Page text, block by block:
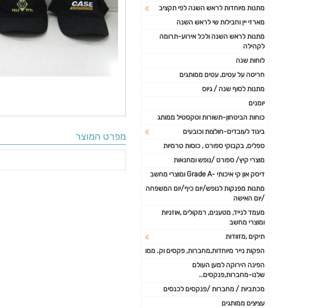
מפרט המוצר
מתנות מיוחדות לראש השנה לפי תקציב
מארזי יין וחבילות שי לראש השנה
מתנות לראש השנה ולכל אירוע-תרומה
לקהילה
לוחות שנה
חריטה על עטים, עטים ממותגים
מתנות לסוף שנה / גיוס
יומנים
כוחות הביטחון-תשורות וטקסטיל ממותג
ביגוד לעובדים-חולצות וכובעים
ספלים, בקבוקי ספורט , כוסות טרמיות
מוצרי קיץ/ ספורט /נופש ומחנאות
דיסק און קי איכותי -Grade A ומוצרי מחשב
מתנות מפנקות לנופש/יום כיף/יום המשפחה
/יום האישה
מעמד לנייד, מטענים, רמקולים ,אוזניות
ומוצרי מחשב
תיקים ,מזוודות
הפקות נייר מיוחדות,מחברות, פקסים וק. ממו
הפינה הירוקה למען העולם
שלנו-מחברות,פנקסים..
מכתביות / מחברות /פנקסים לכנסים
עציצים ממותגים